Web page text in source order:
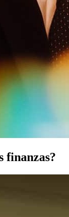
finanzas?